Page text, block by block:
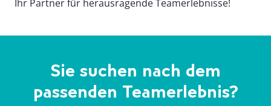
Ihr Partner für herausragende Teamerlebnisse!
Sie suchen nach dem
passenden Teamerlebnis?